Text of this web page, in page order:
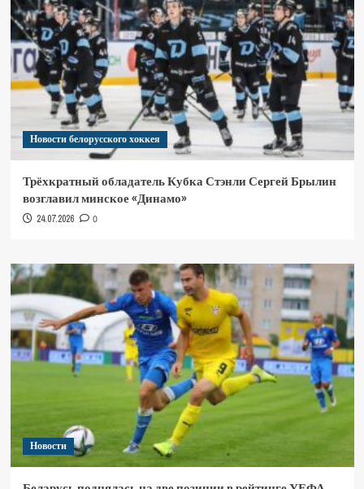
Новости белорусского хоккея
Трёхкратный обладатель Кубка Стэнли Сергей Брылин
возглавил минское «Динамо»
24.07.2026 0
Новости